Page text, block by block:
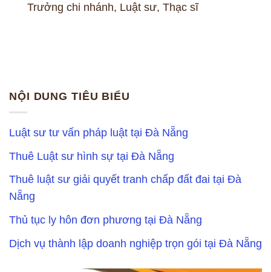
Trưởng chi nhánh, Luật sư, Thạc sĩ
NỘI DUNG TIÊU BIỂU
Luật sư tư vấn pháp luật tại Đà Nẵng
Thuê Luật sư hình sự tại Đà Nẵng
Thuê luật sư giải quyết tranh chấp đất đai tại Đà
Nẵng
Thủ tục ly hôn đơn phương tại Đà Nẵng
Dịch vụ thành lập doanh nghiệp trọn gói tại Đà Nẵng